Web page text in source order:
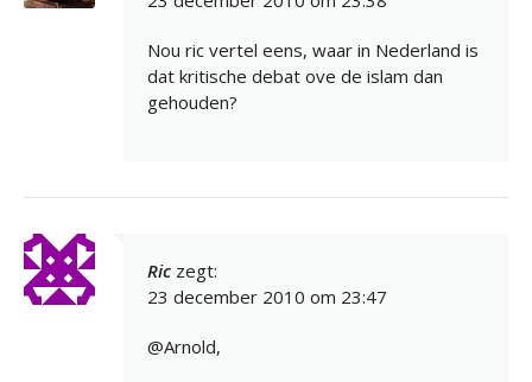
Nou ric vertel eens, waar in Nederland is
dat kritische debat ove de islam dan
gehouden?
Ric zegt:
23 december 2010 om 23:47
@Arnold,